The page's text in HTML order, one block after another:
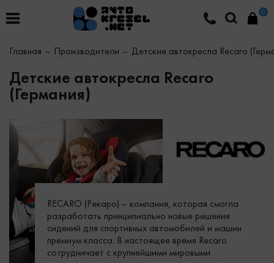
0
Главная Производители Детские автокресла Recaro
Детские автокресла Recaro
(Германия)
RECARO (Рекаро) – компания, которая смогла
разработать принципиально новые решения
сидений для спортивных автомобилей и машин
премиум класса. В настоящее время Recaro
сотрудничает с крупнейшими мировыми